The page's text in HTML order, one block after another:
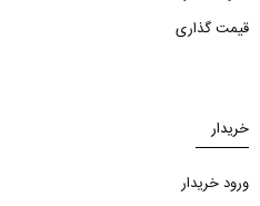
قیمت گذاری
خریدار
ورود خریدار